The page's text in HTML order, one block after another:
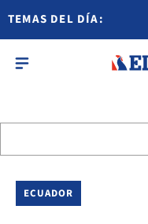
TEMAS DEL DÍA:
ECUADOR